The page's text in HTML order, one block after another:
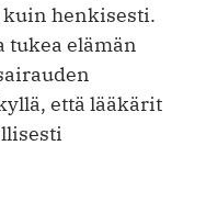
henkisesti.
tukea elämän
että lääkärit